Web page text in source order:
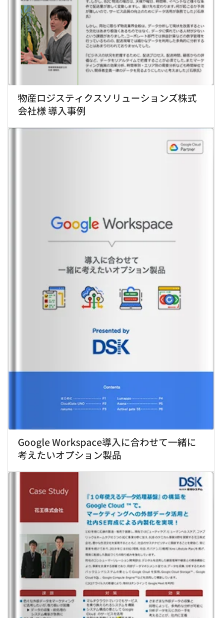
物産ロジスティクスソリューションズ株式
会社様 導入事例
Google Workspace導入に合わせて一緒に
考えたいオプション製品